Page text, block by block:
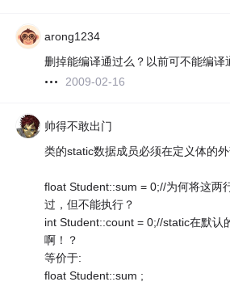
arong1234
删掉能编译通过么？以前可不能编译
2009-02-16
帅得不敢出门
类的static数据成员必须在定义体的
float Student::sum = 0;//为何将这两
过，但不能执行？
int Student::count = 0;//static在默认
啊！？
等价于:
float Student::sum ;